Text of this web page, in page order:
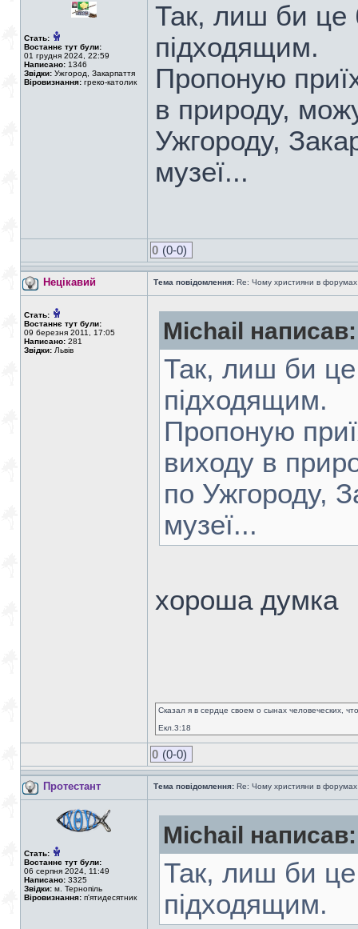
Стать:
Востаннє тут були:
01 грудня 2024, 22:59
Написано: 1346
Звідки: Ужгород, Закарпаття
Віровизнання: греко-католик
Так, лиш би це
підходящим.
Пропоную
в природу,
Ужгороду,
музеї...
0 (0-0)
Нецікавий Тема повідомлення: Re: Чому християни в форумах
Стать:
Востаннє тут були:
09 березня 2011, 17:05
Написано: 281
Звідки: Львів
Michail написав:
Так, лиш би
підходящим.
Пропоную
виходу в
по Ужгороду,
музеї...
хороша думка
Сказал я в сердце своем о сынах человеческих,
Екл.3:18
0 (0-0)
Протестант Тема повідомлення: Re: Чому християни в форумах
Стать:
Востаннє тут були:
06 серпня 2024, 11:49
Написано: 3325
Звідки: м. Тернопіль
Віровизнання: п'ятидесятник
Michail написав:
Так, лиш би
підходящим.